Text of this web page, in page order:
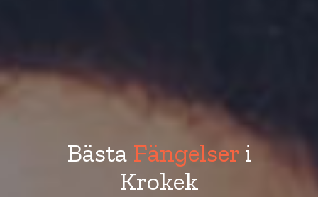
Bästa Fängelseri
Krokek